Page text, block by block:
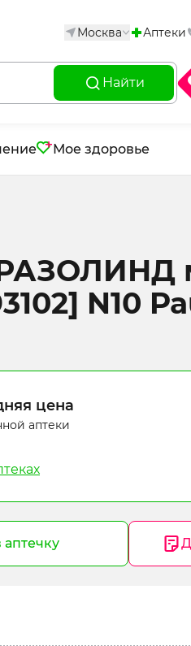
Москва Аптеки
Найти
Мое здоровье
N10
цена
аптеки
аптечку